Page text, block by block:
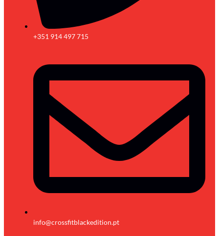
+351 914 497 715
info@crossfitblackedition.pt